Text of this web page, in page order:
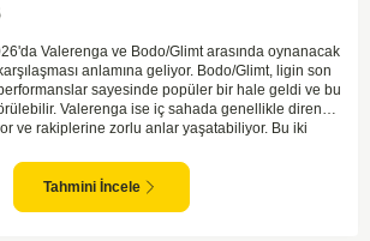
Valerenga ve Bodo/Glimt arasında oynanacak
anlamına geliyor. Bodo/Glimt, ligin son
sayesinde popüler bir hale geldi ve bu
Valerenga ise iç sahada genellikle dirençli
ve rakiplerine zorlu anlar yaşatabiliyor. Bu iki
Taraftar desteğini arkasına alarak
sergileyen Valerenga, Bodo/Glimt karşısında
Aynı şekilde, Bodo/Glimt'in de hücum gücü
Tahmini İncele